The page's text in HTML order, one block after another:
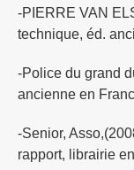
-PIERRE VAN
technique, éd.
-Police du grand
ancienne en
-Senior,
rapport, librairie